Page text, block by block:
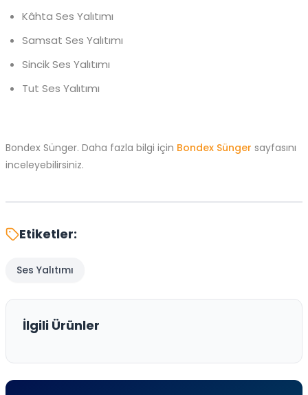
Kâhta Ses Yalıtımı
Samsat Ses Yalıtımı
Sincik Ses Yalıtımı
Tut Ses Yalıtımı
Bondex Sünger. Daha fazla bilgi için Bondex Sünger sayfasını
inceleyebilirsiniz.
Etiketler:
Ses Yalıtımı
İlgili Ürünler